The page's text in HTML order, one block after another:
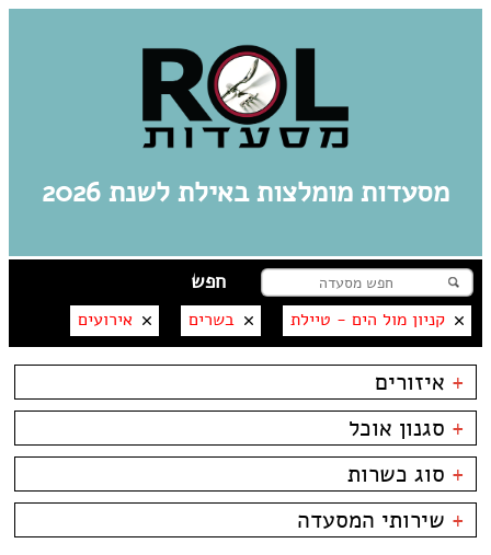
מסעדות מומלצות באילת לשנת 2026
קניון מול הים - טיילת בשרים אירועים
+ איזורים
אילת
מרינה
פארק אופירה
פארק הקרח
קניון מול הים - טיילת
+ סגנון אוכל
בשרים
דגים
צמחוני/טבעוני
פירות ים
אסייתי
בית קפה
+ סוג כשרות
כשרות
כשר למהדרין
+ שירותי המסעדה